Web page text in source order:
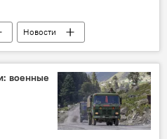
Новости
черешня
военные